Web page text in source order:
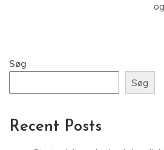
Søg
Søg
Recent Posts